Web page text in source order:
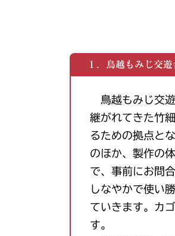
１．鳥越もみじ交
鳥越もみじ交遊
継がれてきた竹
るための拠点と
のほか、製作の
で、事前にお問
しなやかで使い
ていきます。カ
す。